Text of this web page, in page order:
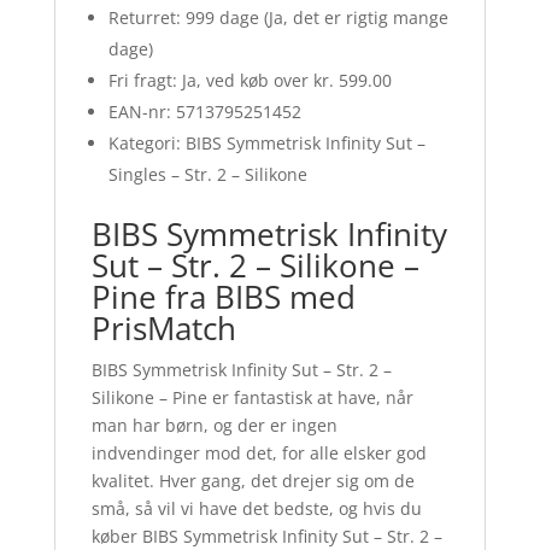
Returret: 999 dage (Ja, det er rigtig mange
dage)
Fri fragt: Ja, ved køb over kr. 599.00
EAN-nr: 5713795251452
Kategori: BIBS Symmetrisk Infinity Sut –
Singles – Str. 2 – Silikone
BIBS Symmetrisk Infinity
Sut – Str. 2 – Silikone –
Pine fra BIBS med
PrisMatch
BIBS Symmetrisk Infinity Sut – Str. 2 –
Silikone – Pine er fantastisk at have, når
man har børn, og der er ingen
indvendinger mod det, for alle elsker god
kvalitet. Hver gang, det drejer sig om de
små, så vil vi have det bedste, og hvis du
køber BIBS Symmetrisk Infinity Sut – Str. 2 –